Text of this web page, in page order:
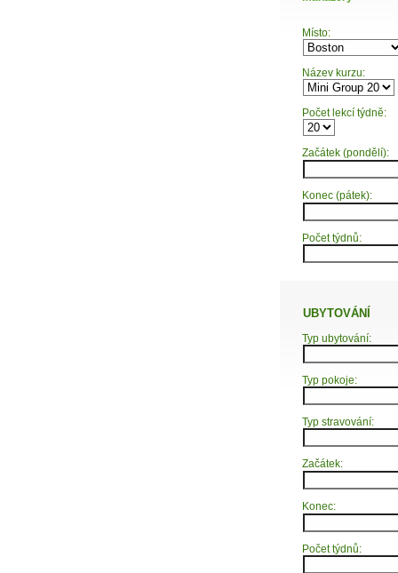
Místo:
Název kurzu:
Počet lekcí týdně:
Začátek (pondělí):
Konec (pátek):
Počet týdnů:
UBYTOVÁNÍ
Typ ubytování:
Typ pokoje:
Typ stravování:
Začátek:
Konec:
Počet týdnů: